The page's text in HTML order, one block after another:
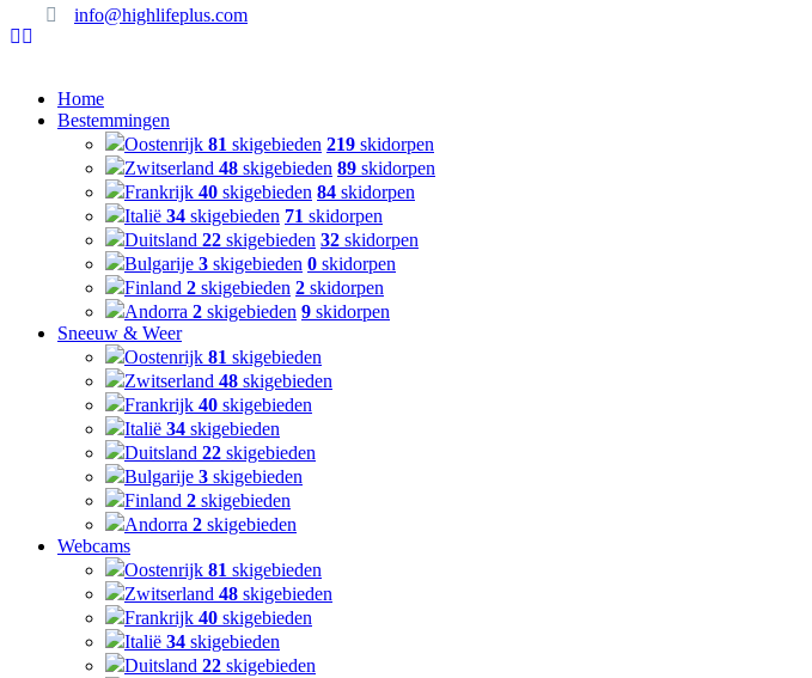
info@highlifeplus.com
Home
Bestemmingen
Oostenrijk 81 skigebieden 219 skidorpen
Zwitserland 48 skigebieden 89 skidorpen
Frankrijk 40 skigebieden 84 skidorpen
Italië 34 skigebieden 71 skidorpen
Duitsland 22 skigebieden 32 skidorpen
Bulgarije 3 skigebieden 0 skidorpen
Finland 2 skigebieden 2 skidorpen
Andorra 2 skigebieden 9 skidorpen
Sneeuw & Weer
Oostenrijk 81 skigebieden
Zwitserland 48 skigebieden
Frankrijk 40 skigebieden
Italië 34 skigebieden
Duitsland 22 skigebieden
Bulgarije 3 skigebieden
Finland 2 skigebieden
Andorra 2 skigebieden
Webcams
Oostenrijk 81 skigebieden
Zwitserland 48 skigebieden
Frankrijk 40 skigebieden
Italië 34 skigebieden
Duitsland 22 skigebieden